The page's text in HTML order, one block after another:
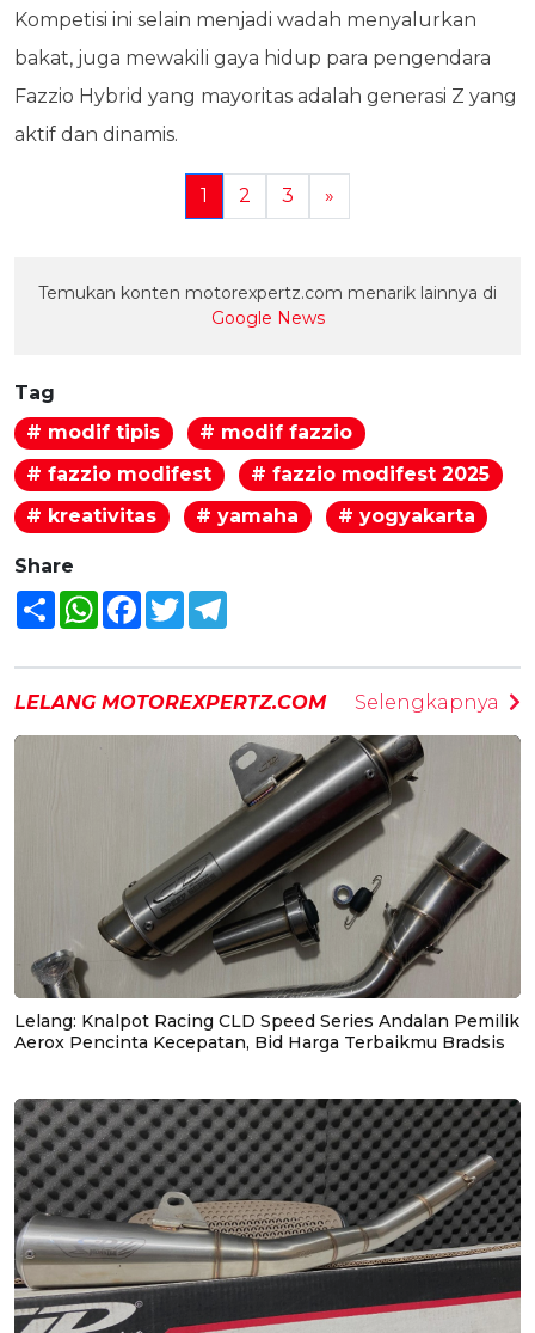
Kompetisi ini selain menjadi wadah menyalurkan
bakat, juga mewakili gaya hidup para pengendara
Fazzio Hybrid yang mayoritas adalah generasi Z yang
aktif dan dinamis.
1 2 3 »
Temukan konten motorexpertz.com menarik lainnya di
Google News
Tag
# modif tipis
# modif fazzio
# fazzio modifest
# fazzio modifest 2025
# kreativitas
# yamaha # yogyakarta
Share
Share WhatsAppFacebook
Twitter
LELANG MOTOREXPERTZ.COM Selengkapnya
Lelang: Knalpot Racing CLD Speed Series Andalan Pemilik
Aerox Pencinta Kecepatan, Bid Harga Terbaikmu Bradsis